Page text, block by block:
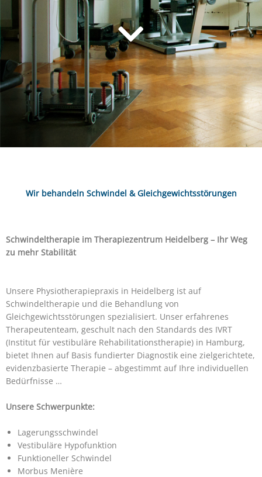
Wir behandeln Schwindel & Gleichgewichtsstörungen
Schwindeltherapie im Therapiezentrum Heidelberg – Ihr Weg
zu mehr Stabilität
Unsere Physiotherapiepraxis in Heidelberg ist auf
Schwindeltherapie und die Behandlung von
Gleichgewichtsstörungen spezialisiert. Unser erfahrenes
Therapeutenteam, geschult nach den Standards des IVRT
(Institut für vestibuläre Rehabilitationstherapie) in Hamburg,
bietet Ihnen auf Basis fundierter Diagnostik eine zielgerichtete,
evidenzbasierte Therapie – abgestimmt auf Ihre individuellen
Bedürfnisse …
Unsere Schwerpunkte:
Lagerungsschwindel
Vestibuläre Hypofunktion
Funktioneller Schwindel
Morbus Menière